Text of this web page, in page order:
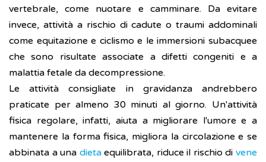
vertebrale, come nuotare e camminare. Da evitare
invece, attività a rischio di cadute o traumi addominali
come equitazione e ciclismo e le immersioni subacquee
che sono risultate associate a difetti congeniti e a
malattia fetale da decompressione.
Le attività consigliate in gravidanza andrebbero
praticate per almeno 30 minuti al giorno. Un'attività
fisica regolare, infatti, aiuta a migliorare l'umore e a
mantenere la forma fisica, migliora la circolazione e se
abbinata a una dietaequilibrata, riduce il rischio divene